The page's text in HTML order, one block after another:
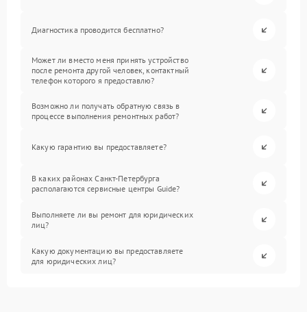
Диагностика проводится бесплатно?
Может ли вместо меня принять устройство
после ремонта другой человек, контактный
телефон которого я предоставлю?
Возможно ли получать обратную связь в
процессе выполнения ремонтных работ?
Какую гарантию вы предоставляете?
В каких районах Санкт-Петербурга
располагаются сервисные центры Guide?
Выполняете ли вы ремонт для юридических
лиц?
Какую документацию вы предоставляете
для юридических лиц?